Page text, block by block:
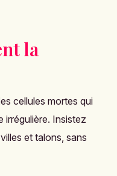
la
cellules mortes qui
irrégulière. Insistez
et talons, sans